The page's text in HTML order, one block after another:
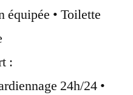
équipée • Toilette
:
24h/24 •